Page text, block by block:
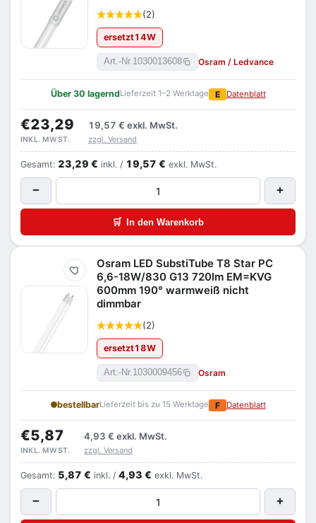
(2)
ersetzt14W
Art.-Nr.1030013608 Osram / Ledvance
Über 30 lagerndLieferzeit 1–2 Werktage E Datenblatt
€23,29 19,57 € exkl. MwSt.
INKL. MWST. zzgl. Versand
Gesamt: 23,29 € inkl. / 19,57 € exkl. MwSt.
− +
🛒 In den Warenkorb
Merken
Osram LED SubstiTube T8 Star PC
6,6-18W/830 G13 720lm EM=KVG
600mm 190° warmweiß nicht
dimmbar
(2)
ersetzt18W
Art.-Nr.1030009456 Osram
bestellbarLieferzeit bis zu 15 Werktage F Datenblatt
€5,87 4,93 € exkl. MwSt.
INKL. MWST. zzgl. Versand
Gesamt: 5,87 € inkl. / 4,93 € exkl. MwSt.
− +